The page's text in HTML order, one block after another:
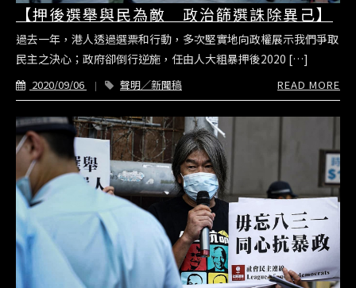
【押後選舉與民為敵 政治篩選誅除異己】
過去一年，港人透過選票和行動，多次堅實地向政權展示我們爭取
民主之決心；政府卻倒行逆施，任由人大粗暴押後2020 […]
2020/09/06 聲明／新聞稿 READ MORE